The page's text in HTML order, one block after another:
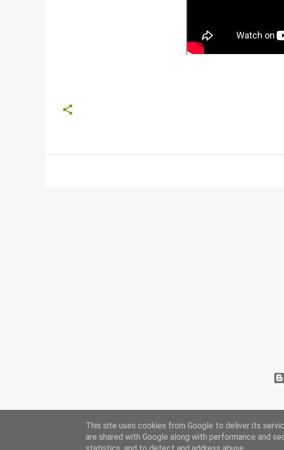
This site uses cookies from Google to deliver its
are shared with Google along with performance and